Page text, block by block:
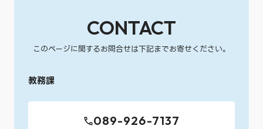
CONTACT
このページに関するお問合せは下記までお寄せください。
教務課
089-926-7137